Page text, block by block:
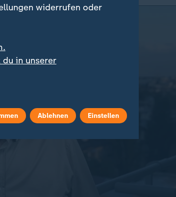
widerrufen oder
in unserer
Ablehnen Einstellen